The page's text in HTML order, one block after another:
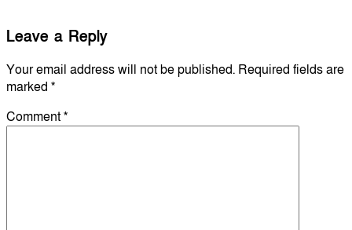
Leave a Reply
Your email address will not be published. Required fields are
marked *
Comment*